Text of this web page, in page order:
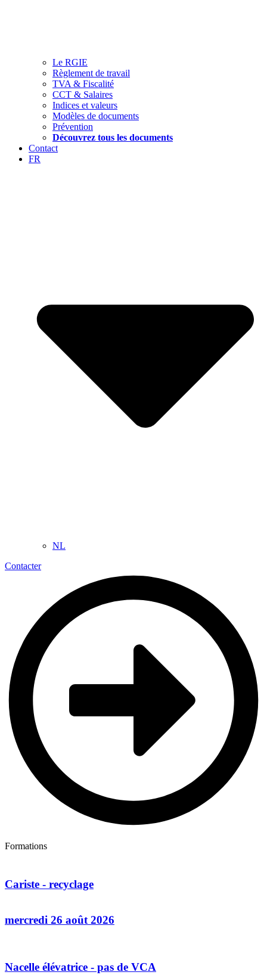
Le RGIE
Règlement de travail
TVA & Fiscalité
CCT & Salaires
Indices et valeurs
Modèles de documents
Prévention
Découvrez tous les documents
Contact
FR
NL
Contacter
Formations
Cariste - recyclage
mercredi 26 août 2026
Nacelle élévatrice - pas de VCA